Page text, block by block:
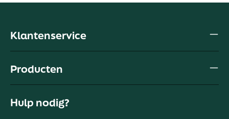
Klantenservice
Producten
Hulp nodig?